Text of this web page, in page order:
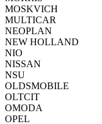
MOSKVICH
MULTICAR
NEOPLAN
NEW HOLLAND
NIO
NISSAN
NSU
OLDSMOBILE
OLTCIT
OMODA
OPEL